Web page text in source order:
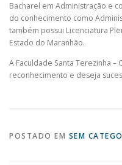
Bacharel em Administração e
do conhecimento como
também possui Licenciatura
Estado do Maranhão.
A Faculdade Santa Terezinha
reconhecimento e deseja
POSTADO EM SEM